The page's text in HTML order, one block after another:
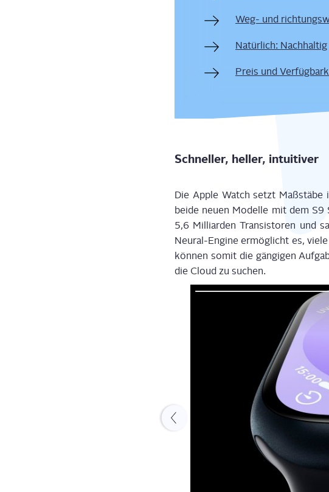
Weg- und
Natür­lich: Nachhaltig
Preis und
Schnel­ler, hel­ler, intuitiver
Die Apple Watch setzt
bei­de neu­en Modelle mit dem S9
5,6 Mil­li­ar­den Tran­sis­to­ren und
Neu­ral-Engi­ne ermög­licht es,
kön­nen somit die gän­gi­gen
die Cloud zu suchen.